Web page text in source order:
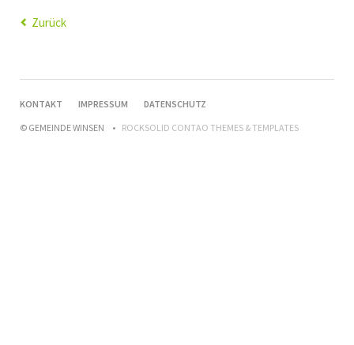
Zurück
NAVIGATION
KONTAKT IMPRESSUM
DATENSCHUTZ
© GEMEINDE WINSEN
ROCKSOLID CONTAO THEMES & TEMPLATES